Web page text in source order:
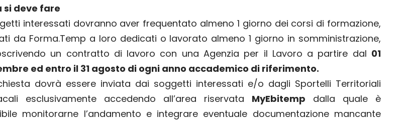
si deve fare
interessati dovranno aver frequentato almeno 1 giorno dei corsi di formazione,
da Forma.Temp a loro dedicati o lavorato almeno 1 giorno in somministrazione,
un contratto di lavoro con una Agenzia per il Lavoro a partire dal 01
ed entro il 31 agosto di ogni anno accademico di riferimento.
dovrà essere inviata dai soggetti interessati e/o dagli Sportelli Territoriali
esclusivamente accedendo all’area riservata MyEbitemp dalla quale è
monitorarne l’andamento e integrare eventuale documentazione mancante